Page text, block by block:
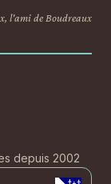
l'ami de Boudreaux
depuis 2002